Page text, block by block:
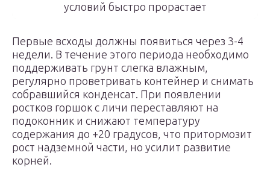
условий быстро прорастает
Первые всходы должны появиться через 3-4
недели. В течение этого периода необходимо
поддерживать грунт слегка влажным,
регулярно проветривать контейнер и снимать
собравшийся конденсат. При появлении
ростков горшок с личи переставляют на
подоконник и снижают температуру
содержания до +20 градусов, что притормозит
рост надземной части, но усилит развитие
корней.